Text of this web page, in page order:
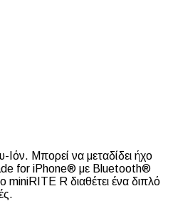
Ιόν. Μπορεί να μεταδίδει ήχο
for iPhone® με Bluetooth®
miniRITE R διαθέτει ένα διπλό